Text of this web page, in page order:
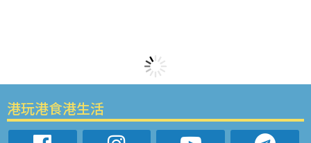
港玩港食港生活